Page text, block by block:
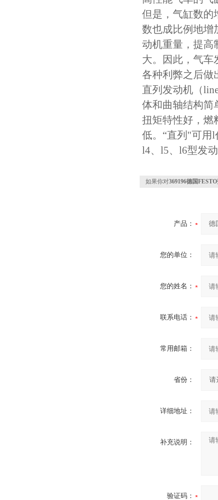
但是，气缸数的
数也成比例地增
动机重量，提高
大。因此，气车
各种利弊之后做
直列发动机（
体和曲轴结构简
扭矩特性好，燃
低。“直列"可用
l4、l5、l6型发
如果你对369196德国
产品：
您的单位：
您的姓名：
联系电话：
常用邮箱：
省份：
详细地址：
补充说明：
验证码：